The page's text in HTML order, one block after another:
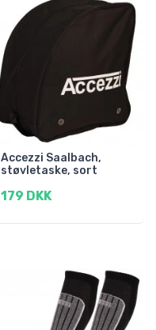
Accezzi Saalbach,
støvletaske, sort
179 DKK